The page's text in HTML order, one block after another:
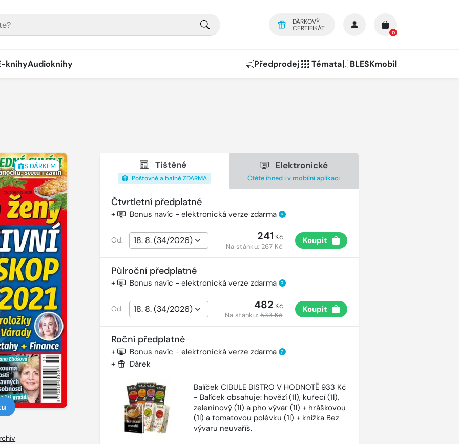
DÁRKOVÝ
CERTIFIKÁT
0
knihyAudioknihy Předprodej Témata BLESKmobil
S DÁRKEM Tištěné
Poštovné a balné ZDARMA
Elektronické
Čtěte ihned i v mobilní aplikaci
Čtvrtletní předplatné
+ Bonus navíc - elektronická verze zdarma ?
Od: 241 Kč
Na stánku:267 Kč
Koupit
Půlroční předplatné
+ Bonus navíc - elektronická verze zdarma ?
Od: 482 Kč
Na stánku:533 Kč
Koupit
Roční předplatné
+ Bonus navíc - elektronická verze zdarma ?
+ Dárek
Balíček CIBULE BISTRO V HODNOTĚ 933 Kč
- Balíček obsahuje: hovězí (1l), kuřecí (1l),
zeleninový (1l) a pho vývar (1l) + hráškovou
(1l) a tomatovou polévku (1l) + knížka Bez
vývaru neuvaříš.